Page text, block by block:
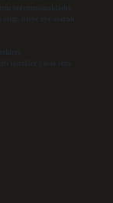
bulunmamaktadır.
siteye üye olarak
içerikler yasal süre